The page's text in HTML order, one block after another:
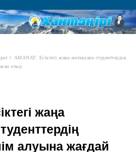
AMANAT: Есіктегі жаңа жатақхана студенттердің
отыр
жаңа
алуына жағдай